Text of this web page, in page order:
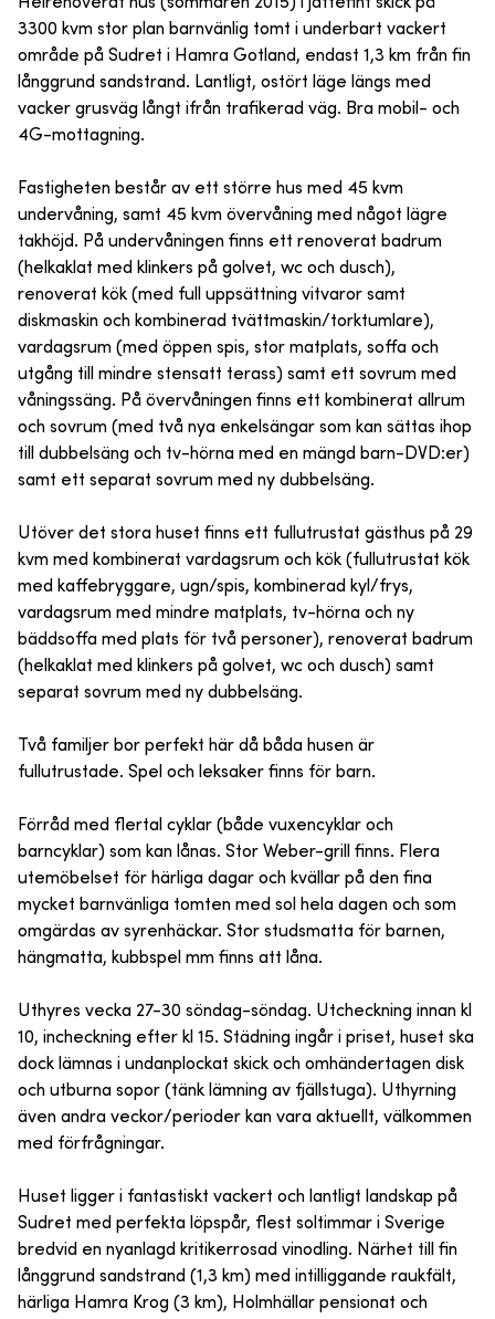
3300 kvm stor plan barnvänlig tomt i underbart vackert
område på Sudret i Hamra Gotland, endast 1,3 km från fin
långgrund sandstrand. Lantligt, ostört läge längs med
vacker grusväg långt ifrån trafikerad väg. Bra mobil- och
4G-mottagning.
Fastigheten består av ett större hus med 45 kvm
undervåning, samt 45 kvm övervåning med något lägre
takhöjd. På undervåningen finns ett renoverat badrum
(helkaklat med klinkers på golvet, wc och dusch),
renoverat kök (med full uppsättning vitvaror samt
diskmaskin och kombinerad tvättmaskin/torktumlare),
vardagsrum (med öppen spis, stor matplats, soffa och
utgång till mindre stensatt terass) samt ett sovrum med
våningssäng. På övervåningen finns ett kombinerat allrum
och sovrum (med två nya enkelsängar som kan sättas ihop
till dubbelsäng och tv-hörna med en mängd barn-DVD:er)
samt ett separat sovrum med ny dubbelsäng.
Utöver det stora huset finns ett fullutrustat gästhus på 29
kvm med kombinerat vardagsrum och kök (fullutrustat kök
med kaffebryggare, ugn/spis, kombinerad kyl/frys,
vardagsrum med mindre matplats, tv-hörna och ny
bäddsoffa med plats för två personer), renoverat badrum
(helkaklat med klinkers på golvet, wc och dusch) samt
separat sovrum med ny dubbelsäng.
Två familjer bor perfekt här då båda husen är
fullutrustade. Spel och leksaker finns för barn.
Förråd med flertal cyklar (både vuxencyklar och
barncyklar) som kan lånas. Stor Weber-grill finns. Flera
utemöbelset för härliga dagar och kvällar på den fina
mycket barnvänliga tomten med sol hela dagen och som
omgärdas av syrenhäckar. Stor studsmatta för barnen,
hängmatta, kubbspel mm finns att låna.
Uthyres vecka 27-30 söndag-söndag. Utcheckning innan kl
10, incheckning efter kl 15. Städning ingår i priset, huset ska
dock lämnas i undanplockat skick och omhändertagen disk
och utburna sopor (tänk lämning av fjällstuga). Uthyrning
även andra veckor/perioder kan vara aktuellt, välkommen
med förfrågningar.
Huset ligger i fantastiskt vackert och lantligt landskap på
Sudret med perfekta löpspår, flest soltimmar i Sverige
bredvid en nyanlagd kritikerrosad vinodling. Närhet till fin
långgrund sandstrand (1,3 km) med intilliggande raukfält,
härliga Hamra Krog (3 km), Holmhällar pensionat och